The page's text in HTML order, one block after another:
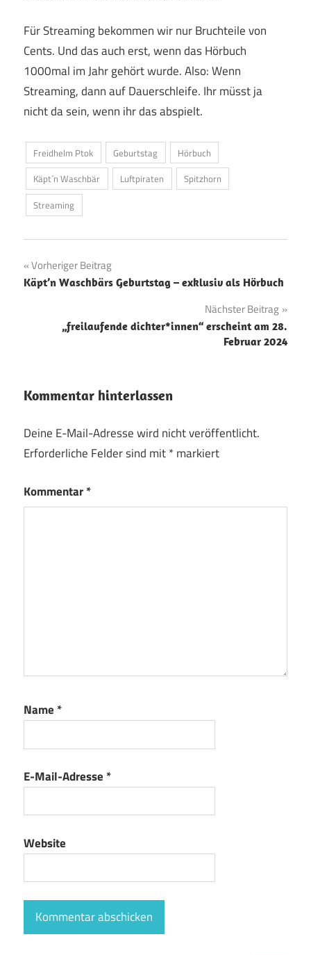
Für Streaming bekommen wir nur Bruchteile von
Cents. Und das auch erst, wenn das Hörbuch
1000mal im Jahr gehört wurde. Also: Wenn
Streaming, dann auf Dauerschleife. Ihr müsst ja
nicht da sein, wenn ihr das abspielt.
Freidhelm Ptok Geburtstag
Hörbuch
Käpt´n Waschbär
Luftpiraten
Spitzhorn
Streaming
Beitragsnavigation
Vorheriger Beitrag
Käpt’n Waschbärs Geburtstag – exklusiv als Hörbuch
Nächster Beitrag
„freilaufende dichter*innen“ erscheint am 28.
Februar 2024
Kommentar hinterlassen
Deine E-Mail-Adresse wird nicht veröffentlicht.
Erforderliche Felder sind mit*markiert
Kommentar*
Name *
E-Mail-Adresse *
Website